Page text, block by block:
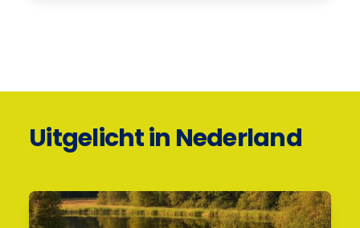
Uitgelicht in Nederland